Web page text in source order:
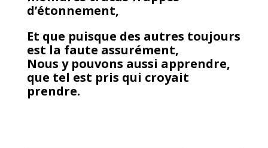
d’étonnement,
Et que puisque des autres toujours
est la faute assurément,
Nous y pouvons aussi apprendre,
que tel est pris qui croyait
prendre.